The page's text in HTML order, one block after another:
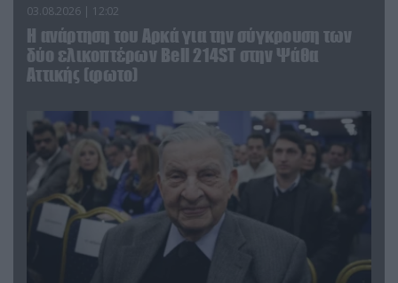
03.08.2026 | 12:02
Η ανάρτηση του Αρκά για την σύγκρουση των
δύο ελικοπτέρων Bell 214ST στην Ψάθα
Αττικής (φωτο)